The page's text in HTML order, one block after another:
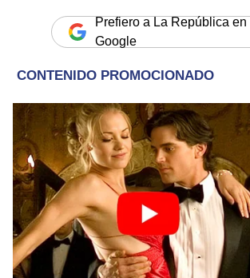
Prefiero a La República en
Google